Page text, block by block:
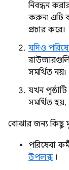
নিবন্ধন
করুন৷ এটি
প্রচার করে।
যদিও
সমর্থিত নয়৷
যখন
সমর্থিত হয়,
বোঝার জন্য কিছু
পরিষেবা
উপলব্ধ।